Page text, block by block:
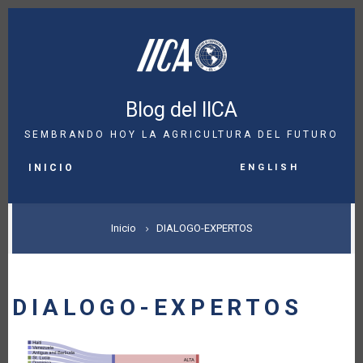
Pasar
Blog del IICA
SEMBRANDO HOY LA AGRICULTURA DEL FUTURO
NAVIGATION
INICIO English
SOBRESCRIBIR
ENLACES
AYUDA
Inicio DIALOGO-EXPERTOS
DIALOGO-EXPERTOS